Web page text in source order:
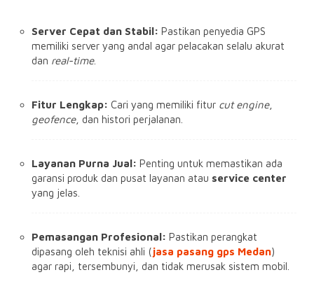
Server Cepat dan Stabil: Pastikan penyedia GPS
memiliki server yang andal agar pelacakan selalu akurat
dan real-time.
Fitur Lengkap: Cari yang memiliki fitur cut engine,
geofence, dan histori perjalanan.
Layanan Purna Jual: Penting untuk memastikan ada
garansi produk dan pusat layanan atau service center
yang jelas.
Pemasangan Profesional: Pastikan perangkat
dipasang oleh teknisi ahli (jasa pasang gps Medan)
agar rapi, tersembunyi, dan tidak merusak sistem mobil.